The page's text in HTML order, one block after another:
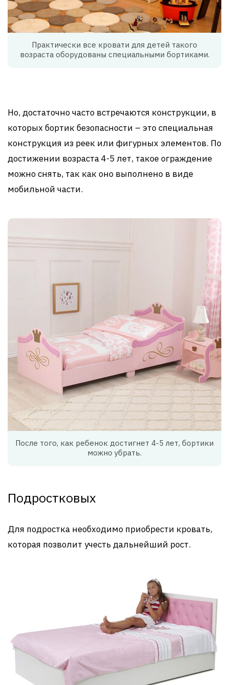
Практически все кровати для детей такого
возраста оборудованы специальными бортиками.
Но, достаточно часто встречаются конструкции, в
которых бортик безопасности – это специальная
конструкция из реек или фигурных элементов. По
достижении возраста 4-5 лет, такое ограждение
можно снять, так как оно выполнено в виде
мобильной части.
После того, как ребенок достигнет 4-5 лет, бортики
можно убрать.
Подростковых
Для подростка необходимо приобрести кровать,
которая позволит учесть дальнейший рост.